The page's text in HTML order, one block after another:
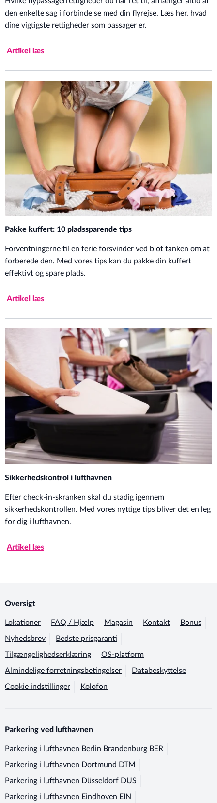
den enkelte sag i forbindelse med din flyrejse. Læs her, hvad
dine vigtigste rettigheder som passager er.
Artikel læs
Pakke kuffert: 10 pladssparende tips
Forventningerne til en ferie forsvinder ved blot tanken om at
forberede den. Med vores tips kan du pakke din kuffert
effektivt og spare plads.
Artikel læs
Sikkerhedskontrol i lufthavnen
Efter check-in-skranken skal du stadig igennem
sikkerhedskontrollen. Med vores nyttige tips bliver det en leg
for dig i lufthavnen.
Artikel læs
Oversigt
Lokationer FAQ / Hjælp Magasin Kontakt Bonus
Nyhedsbrev Bedste prisgaranti
Tilgængelighedserklæring OS-platform
Almindelige forretningsbetingelser Databeskyttelse
Cookie indstillinger Kolofon
Parkering ved lufthavnen
Parkering i lufthavnen Berlin Brandenburg BER
Parkering i lufthavnen Dortmund DTM
Parkering i lufthavnen Düsseldorf DUS
Parkering i lufthavnen Eindhoven EIN